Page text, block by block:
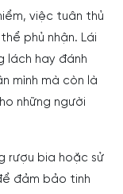
việc tuân thủ
phủ nhận. Lái
lách hay đánh
mình mà còn là
những người
rượu bia hoặc sử
đảm bảo tinh